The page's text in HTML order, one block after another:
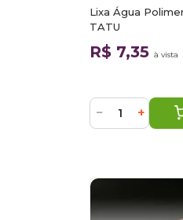
Lixa Água
TATU
R$ 7,35 à vista
− +